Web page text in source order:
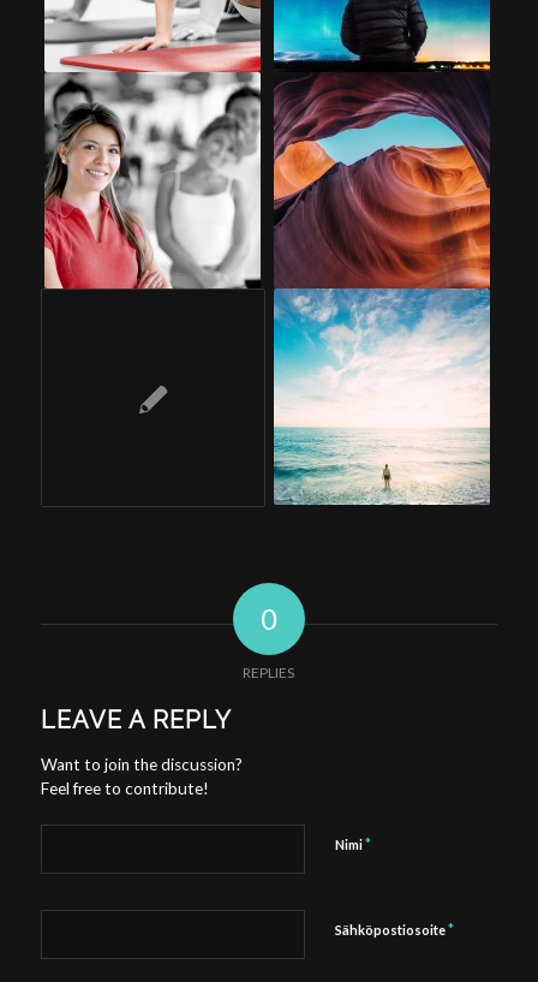
0
REPLIES
LEAVE A REPLY
Want to join the discussion?
Feel free to contribute!
Nimi*
Sähköpostiosoite*